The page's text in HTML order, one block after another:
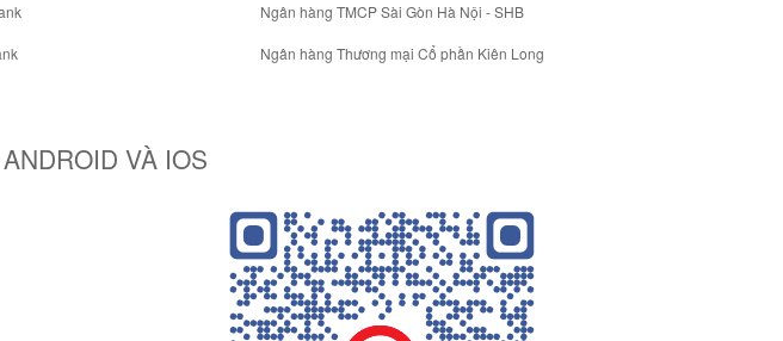
Ngân hàng TMCP Sài Gòn Hà Nội - SHB
Ngân hàng Thương mại Cổ phần Kiên Long
VÀ IOS